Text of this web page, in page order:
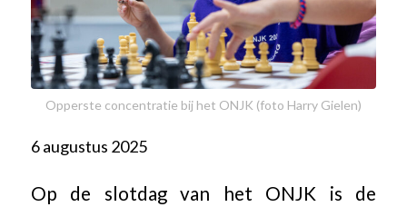
Opperste concentratie bij het ONJK (foto Harry Gielen)
6 augustus 2025
Op de slotdag van het ONJK is de